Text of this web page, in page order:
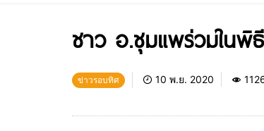
ชาว อ.ชุมแพร่วมในพิ
ข่าวรอบทิศ 10 พ.ย. 2020